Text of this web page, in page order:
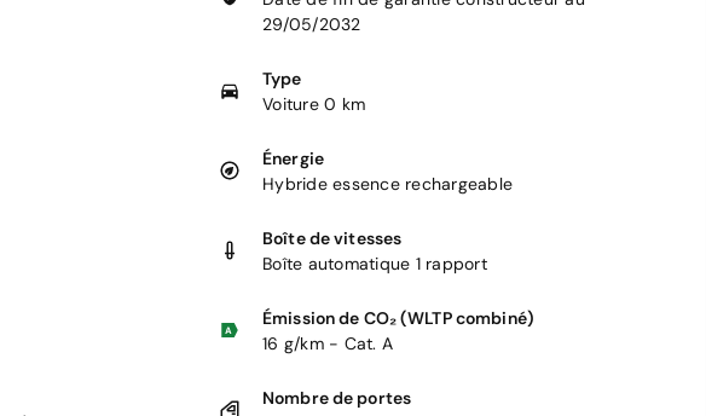
29/05/2032
Type
Voiture 0 km
Énergie
Hybride essence rechargeable
Boîte de vitesses
Boîte automatique 1 rapport
Émission de CO₂ (WLTP combiné)
16 g/km - Cat. A
Nombre de portes